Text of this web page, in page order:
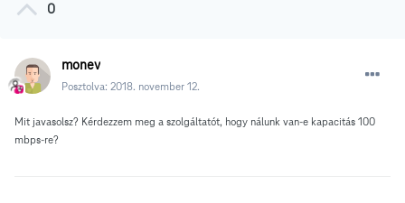
0
monev
Posztolva: 2018. november 12.
Mit javasolsz? Kérdezzem meg a szolgáltatót, hogy nálunk van-e kapacitás 100
mbps-re?